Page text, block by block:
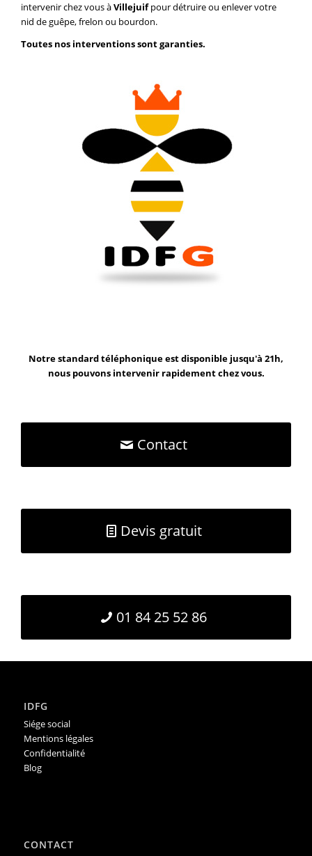
intervenir chez vous àVillejuifpour détruire ou enlever votre
nid de guêpe, frelon ou bourdon.
Toutes nos interventions sont garanties.
Notre standard téléphonique est disponible jusqu'à 21h,
nous pouvons intervenir rapidement chez vous.
Contact
Devis gratuit
01 84 25 52 86
IDFG
Siége social
Mentions légales
Confidentialité
Blog
CONTACT